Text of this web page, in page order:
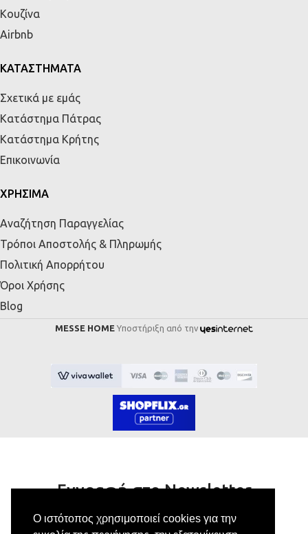
Ο ιστότοπος χρησιμοποιεί cookies για την
Κουζίνα
Airbnb
ΚΑΤΑΣΤΗΜΑΤΑ
Σχετικά με εμάς
Κατάστημα Πάτρας
Κατάστημα Κρήτης
Επικοινωνία
ΧΡΗΣΙΜΑ
Αναζήτηση Παραγγελίας
Τρόποι Αποστολής & Πληρωμής
Πολιτική Απορρήτου
Όροι Χρήσης
Blog
MESSE HOME Υποστήριξη από την
Εγγραφή στο Newsletter
Κάνε εγγραφή στο newsletter μας για να